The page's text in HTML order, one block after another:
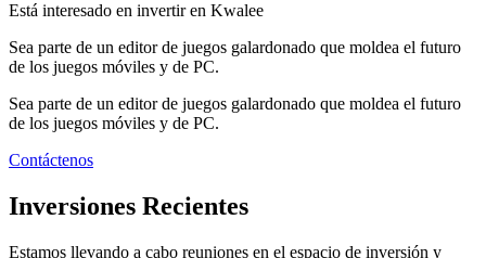
Está interesado en invertir en Kwalee
Sea parte de un editor de juegos galardonado que moldea el futuro
de los juegos móviles y de PC.
Sea parte de un editor de juegos galardonado que moldea el futuro
de los juegos móviles y de PC.
Contáctenos
Inversiones Recientes
Estamos llevando a cabo reuniones en el espacio de inversión y